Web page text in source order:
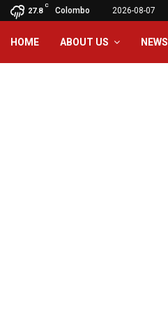
27.8
C
Colombo 2026-08-07
HOME ABOUT US NEWS